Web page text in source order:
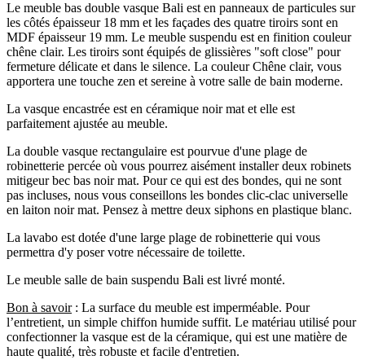
Le meuble bas double vasque Bali est en panneaux de particules sur
les côtés épaisseur 18 mm et les façades des quatre tiroirs sont en
MDF épaisseur 19 mm. Le meuble suspendu est en finition couleur
chêne clair. Les tiroirs sont équipés de glissières "soft close" pour
fermeture délicate et dans le silence. La couleur Chêne clair, vous
apportera une touche zen et sereine à votre salle de bain moderne.
La vasque encastrée est en céramique noir mat et elle est
parfaitement ajustée au meuble.
La double vasque rectangulaire est pourvue d'une plage de
robinetterie percée où vous pourrez aisément installer deux robinets
mitigeur bec bas noir mat. Pour ce qui est des bondes, qui ne sont
pas incluses, nous vous conseillons les bondes clic-clac universelle
en laiton noir mat. Pensez à mettre deux siphons en plastique blanc.
La lavabo est dotée d'une large plage de robinetterie qui vous
permettra d'y poser votre nécessaire de toilette.
Le meuble salle de bain suspendu Bali est livré monté.
Bon à savoir: La surface du meuble est imperméable. Pour
l’entretient, un simple chiffon humide suffit. Le matériau utilisé pour
confectionner la vasque est de la céramique, qui est une matière de
haute qualité, très robuste et facile d'entretien.